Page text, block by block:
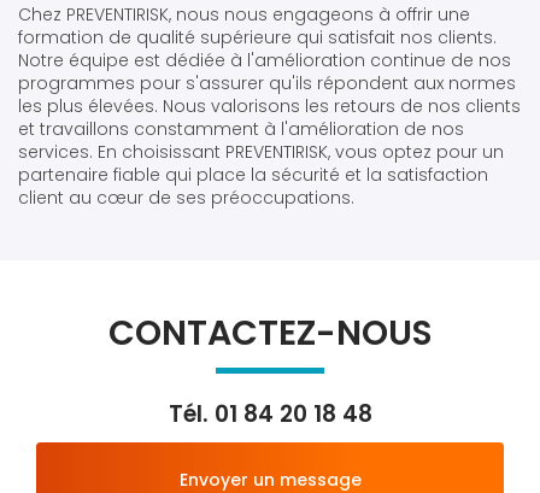
Chez PREVENTIRISK, nous nous engageons à offrir une
formation de qualité supérieure qui satisfait nos clients.
Notre équipe est dédiée à l'amélioration continue de nos
programmes pour s'assurer qu'ils répondent aux normes
les plus élevées. Nous valorisons les retours de nos clients
et travaillons constamment à l'amélioration de nos
services. En choisissant PREVENTIRISK, vous optez pour un
partenaire fiable qui place la sécurité et la satisfaction
client au cœur de ses préoccupations.
CONTACTEZ-NOUS
Tél. 01 84 20 18 48
Envoyer un message